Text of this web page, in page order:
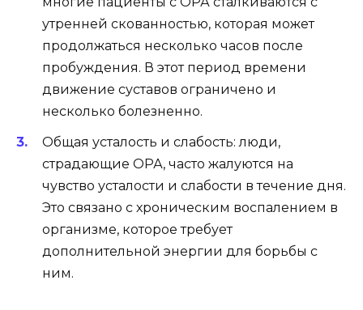
утренней скованностью, которая может
продолжаться несколько часов после
пробуждения. В этот период времени
движение суставов ограничено и
несколько болезненно.
Общая усталость и слабость: люди,
страдающие ОРА, часто жалуются на
чувство усталости и слабости в течение дня.
Это связано с хроническим воспалением в
организме, которое требует
дополнительной энергии для борьбы с
ним.